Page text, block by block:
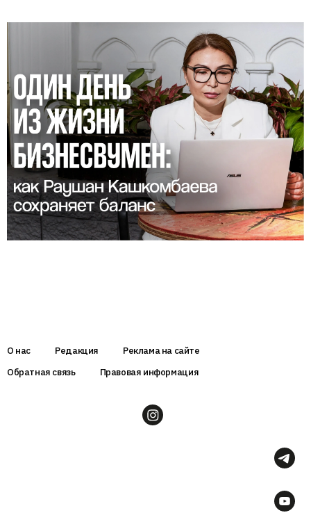
О нас Редакция
Реклама на сайте
Обратная связь
Правовая информация